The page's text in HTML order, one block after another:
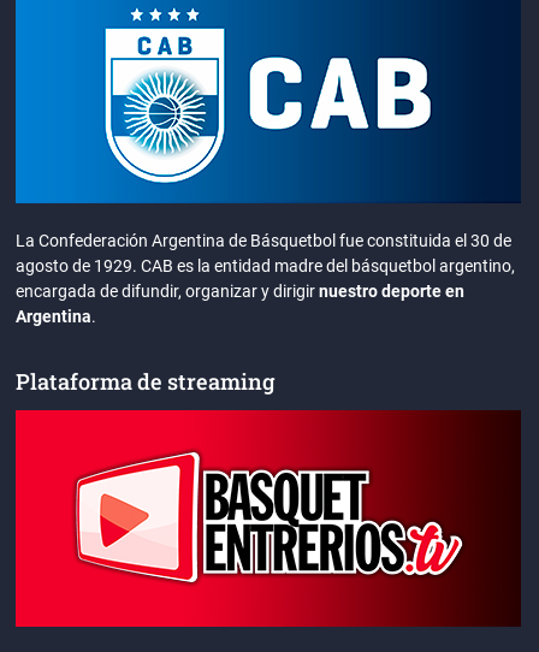
La Confederación Argentina de Básquetbol fue constituida el 30 de
agosto de 1929. CAB es la entidad madre del básquetbol argentino,
encargada de difundir, organizar y dirigirnuestro deporte en
Argentina.
Plataforma de streaming